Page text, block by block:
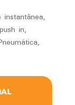
in,